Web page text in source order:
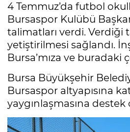
4 Temmuz’da futbol
Bursaspor Kulübü
talimatları verdi. Verdiği
yetiştirilmesi sağlandı.
Bursa’mıza ve buradaki
Bursa Büyükşehir
Bursaspor altyapısına
yaygınlaşmasına